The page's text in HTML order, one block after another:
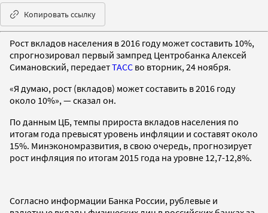
Копировать ссылку
Рост вкладов населения в 2016 году может составить 10%,
спрогнозировал первый зампред Центробанка Алексей
Симановский, передаетТАСС во вторник, 24 ноября.
«Я думаю, рост (вкладов) может составить в 2016 году
около 10%», — сказал он.
По данным ЦБ, темпы прироста вкладов населения по
итогам года превысят уровень инфляции и составят около
15%. Минэкономразвития, в свою очередь, прогнозирует
рост инфляция по итогам 2015 года на уровне 12,7-12,8%.
Согласно информации Банка России, рублевые и